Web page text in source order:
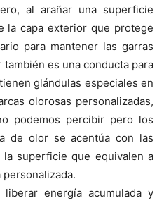
al arañar una superficie
la capa exterior que protege
para mantener las garras
es una conducta para
glándulas especiales en
olorosas personalizadas,
podemos percibir pero los
de olor se acentúa con las
superficie que equivalen a
energía acumulada y